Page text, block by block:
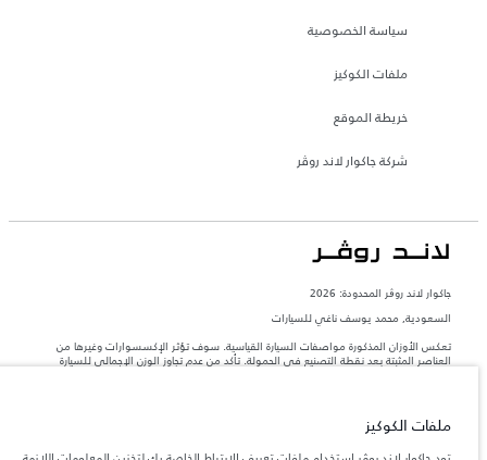
سياسة الخصوصية
ملفات الكوكيز
خريطة الموقع
شركة جاكوار لاند روڤر
جاكوار لاند روڨر المحدودة: 2026
السعودية, محمد يوسف ناغي للسيارات
تعكس الأوزان المذكورة مواصفات السيارة القياسية. سوف تؤثر الإكسسوارات وغيرها من
العناصر المثبتة بعد نقطة التصنيع في الحمولة. تأكد من عدم تجاوز الوزن الإجمالي للسيارة
المعلومات والمواصفات والأسعار والألوان المذكورة على هذا الموقع قد تختلف من بلد إلى
آخر، كما أنّها قد تتغير بدون إشعار مسبق. الرجاء التواصل مع وكيلنا المحلي للتأكد من توفّرها
ملفات الكوكيز